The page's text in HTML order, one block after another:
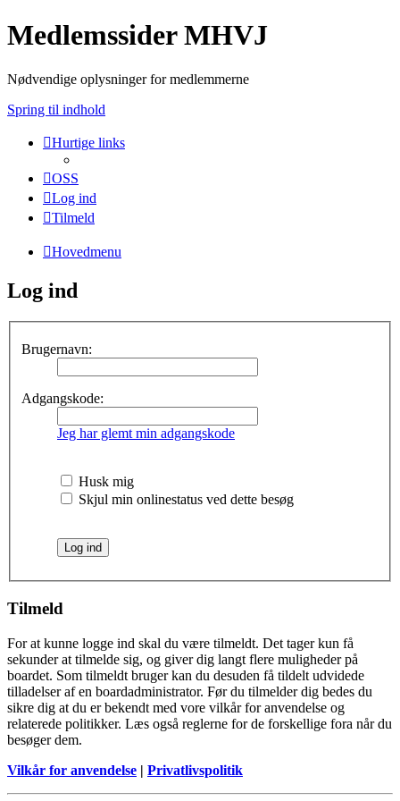
Medlemssider MHVJ
Nødvendige oplysninger for medlemmerne
Spring til indhold
Hurtige links
OSS
Log ind
Tilmeld
Hovedmenu
Log ind
Brugernavn:
Adgangskode:
Jeg har glemt min adgangskode
Husk mig
Skjul min onlinestatus ved dette besøg
Tilmeld
For at kunne logge ind skal du være tilmeldt. Det tager kun få
sekunder at tilmelde sig, og giver dig langt flere muligheder på
boardet. Som tilmeldt bruger kan du desuden få tildelt udvidede
tilladelser af en boardadministrator. Før du tilmelder dig bedes du
sikre dig at du er bekendt med vore vilkår for anvendelse og
relaterede politikker. Læs også reglerne for de forskellige fora når du
besøger dem.
Vilkår for anvendelse | Privatlivspolitik